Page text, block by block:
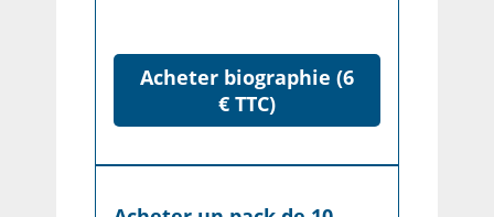
Acheter biographie (6
€ TTC)